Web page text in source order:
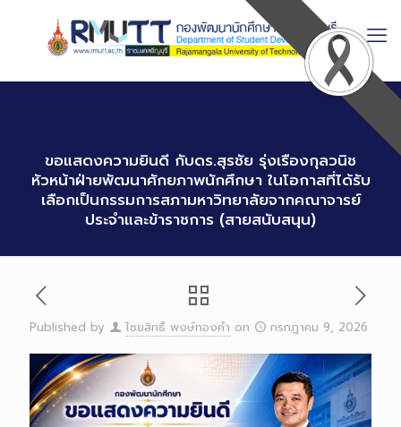
ขอแสดงความยินดี กับดร.สุรชัย รุ่งเรืองกุลวนิช
หัวหน้าฝ่ายพัฒนาศักยภาพนักศึกษา ในโอกาสที่ได้รับ
เลือกเป็นกรรมการสภามหาวิทยาลัยจากคณาจารย์
ประจำและข้าราชการ (สายสนับสนุน)
Published by ไชยสิทธิ์ พงษ์ทองคำ on กรกฎาคม 9, 2026